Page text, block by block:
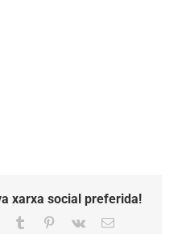
xarxa social preferida!
Tumblr Pinterest
Vk Email: